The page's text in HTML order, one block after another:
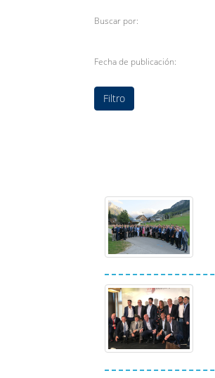
Buscar por:
Fecha de publicación: